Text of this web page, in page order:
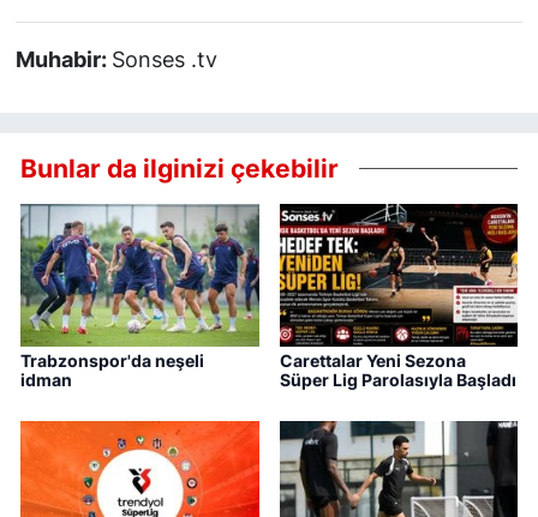
Muhabir: Sonses .tv
Bunlar da ilginizi çekebilir
Trabzonspor'da neşeli
idman
Carettalar Yeni Sezona
Süper Lig Parolasıyla Başladı